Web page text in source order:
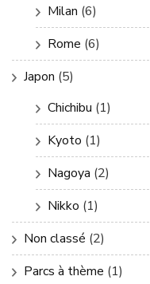
Milan (6)
Rome (6)
Japon (5)
Chichibu (1)
Kyoto (1)
Nagoya (2)
Nikko (1)
Non classé (2)
Parcs à thème (1)